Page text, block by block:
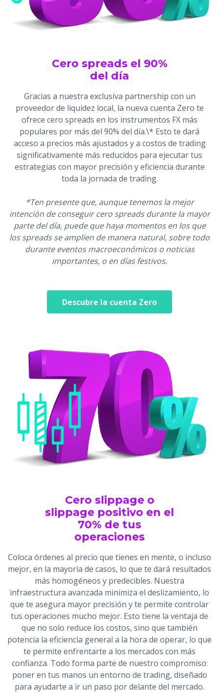
Cero spreads el 90%
del día
Gracias a nuestra exclusiva partnership con un
proveedor de liquidez local, la nueva cuenta Zero te
ofrece cero spreads en los instrumentos FX más
populares por más del 90% del día.\* Esto te dará
acceso a precios más ajustados y a costos de trading
significativamente más reducidos para ejecutar tus
estrategias con mayor precisión y eficiencia durante
toda la jornada de trading.
*Ten presente que, aunque tenemos la mejor
intención de conseguir cero spreads durante la mayor
parte del día, puede que haya momentos en los que
los spreads se amplíen de manera natural, sobre todo
durante eventos macroeconómicos o noticias
importantes, o en días festivos.
Descubre la cuenta Zero
Cero slippage o
slippage positivo en el
70% de tus
operaciones
Coloca órdenes al precio que tienes en mente, o incluso
mejor, en la mayoría de casos, lo que te dará resultados
más homogéneos y predecibles. Nuestra
infraestructura avanzada minimiza el deslizamiento, lo
que te asegura mayor precisión y te permite controlar
tus operaciones mucho mejor. Esto tiene la ventaja de
que no solo reduce los costos, sino que también
potencia la eficiencia general a la hora de operar, lo que
te permite enfrentarte a los mercados con más
confianza. Todo forma parte de nuestro compromiso:
poner en tus manos un entorno de trading, diseñado
para ayudarte a ir un paso por delante del mercado.